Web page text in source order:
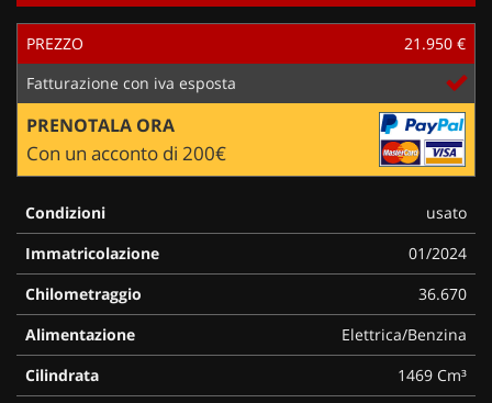
PREZZO
21.950 €
Fatturazione con iva esposta
PRENOTALA ORA
Con un acconto di 200€
Condizioni
usato
Immatricolazione
01/2024
Chilometraggio
36.670
Alimentazione
Elettrica/Benzina
Cilindrata
1469 Cm³